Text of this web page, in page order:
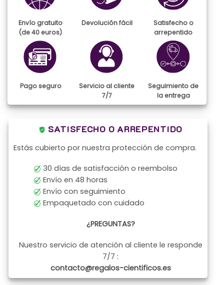
Envío gratuito
(de 40 euros)
Devolución fácil
Satisfecho o
arrepentido
Pago seguro
Servicio al cliente
7/7
Seguimiento de
la entrega
SATISFECHO O ARREPENTIDO
Estás cubierto por nuestra protección de compra.
30 días de satisfacción o reembolso
Envío en 48 horas
Envío con seguimiento
Empaquetado con cuidado
¿PREGUNTAS?
Nuestro servicio de atención al cliente le responde
7/7 :
contacto@regalos-cientificos.es